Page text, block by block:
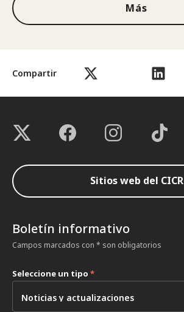
Compartir
Más
Sitios web del CICR
Boletín informativo
Campos marcados con * son obligatorios
Seleccione un tipo *